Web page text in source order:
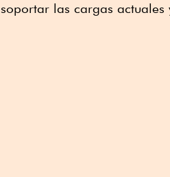
soportar las cargas actuales